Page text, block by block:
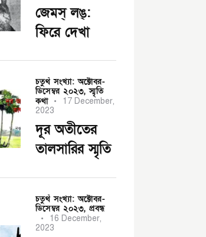
জেমস্ লঙ্:
ফিরে দেখা
চতুর্থ সংখ্যা: অক্টোবর-
ডিসেম্বর ২০২৩,স্মৃতি
কথা
17 December,
2023
দূর অতীতের
তালসারির স্মৃতি
চতুর্থ সংখ্যা: অক্টোবর-
ডিসেম্বর ২০২৩,প্রবন্ধ
16 December,
2023